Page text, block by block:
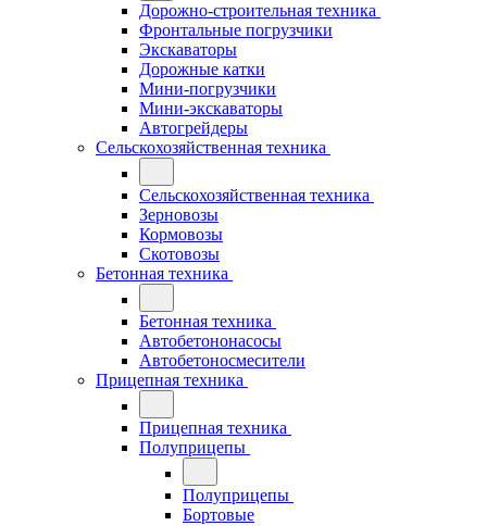
Дорожно-строительная техника
Фронтальные погрузчики
Экскаваторы
Дорожные катки
Мини-погрузчики
Мини-экскаваторы
Автогрейдеры
Сельскохозяйственная техника
Сельскохозяйственная техника
Зерновозы
Кормовозы
Скотовозы
Бетонная техника
Бетонная техника
Автобетононасосы
Автобетоносмесители
Прицепная техника
Прицепная техника
Полуприцепы
Полуприцепы
Бортовые